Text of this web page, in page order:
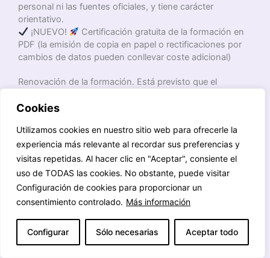
Cookies
Utilizamos cookies en nuestro sitio web para ofrecerle la
experiencia más relevante al recordar sus preferencias y
visitas repetidas. Al hacer clic en "Aceptar", consiente el
uso de TODAS las cookies. No obstante, puede visitar
Configuración de cookies para proporcionar un
consentimiento controlado. Más información
Configurar Sólo necesarias Aceptar todo
personal ni las fuentes oficiales, y tiene carácter
orientativo.
¡NUEVO!
Certificación gratuita de la formación en
PDF (la emisión de copia en papel o rectificaciones por
cambios de datos pueden conllevar coste adicional)
Renovación de la formación. Está previsto que el
preparación pueda hacerlo mediante la Matrícula anual
comercializando en la tienda online y en las formaciones
online en las que se pueda hacer. Se avisará al alumno
condos meses de antelacióna la finalización de su
formación, indicando el precio del nuevo período, para
que pueda formalizar la matrícula de continuidad o
comunicar que no desea renovar. El preaviso de no
renovación es dequince (15) días naturales
fecha de vencimiento.
RESERVA DE MATRÍCULA GRATUITA Y SIN